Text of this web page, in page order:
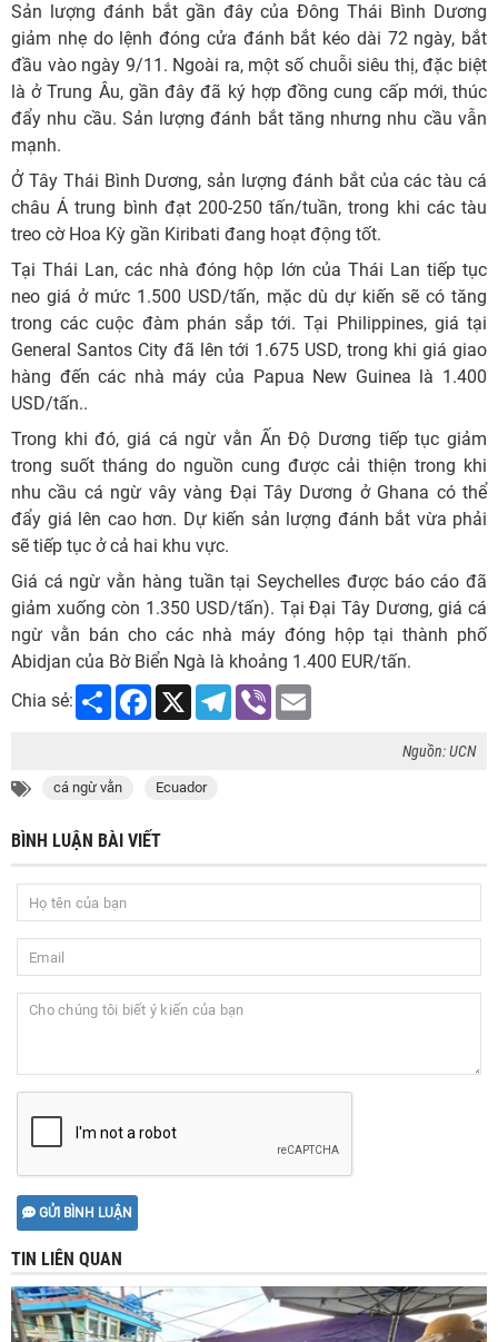
Sản lượng đánh bắt gần đây của Đông Thái Bình Dương
giảm nhẹ do lệnh đóng cửa đánh bắt kéo dài 72 ngày, bắt
đầu vào ngày 9/11. Ngoài ra, một số chuỗi siêu thị, đặc biệt
là ở Trung Âu, gần đây đã ký hợp đồng cung cấp mới, thúc
đẩy nhu cầu. Sản lượng đánh bắt tăng nhưng nhu cầu vẫn
mạnh.
Ở Tây Thái Bình Dương, sản lượng đánh bắt của các tàu cá
châu Á trung bình đạt 200-250 tấn/tuần, trong khi các tàu
treo cờ Hoa Kỳ gần Kiribati đang hoạt động tốt.
Tại Thái Lan, các nhà đóng hộp lớn của Thái Lan tiếp tục
neo giá ở mức 1.500 USD/tấn, mặc dù dự kiến ​​sẽ có tăng
trong các cuộc đàm phán sắp tới. Tại Philippines, giá tại
General Santos City đã lên tới 1.675 USD, trong khi giá giao
hàng đến các nhà máy của Papua New Guinea là 1.400
USD/tấn..
Trong khi đó, giá cá ngừ vằn Ấn Độ Dương tiếp tục giảm
trong suốt tháng do nguồn cung được cải thiện trong khi
nhu cầu cá ngừ vây vàng Đại Tây Dương ở Ghana có thể
đẩy giá lên cao hơn. Dự kiến ​​sản lượng đánh bắt vừa phải
sẽ tiếp tục ở cả hai khu vực.
Giá cá ngừ vằn hàng tuần tại Seychelles được báo cáo đã
giảm xuống còn 1.350 USD/tấn). Tại Đại Tây Dương, giá cá
ngừ vằn bán cho các nhà máy đóng hộp tại thành phố
Abidjan của Bờ Biển Ngà là khoảng 1.400 EUR/tấn.
Chia sẻ:
Share Facebook
X Telegram
Viber
Nguồn: UCN
cá ngừ vằn Ecuador
BÌNH LUẬN BÀI VIẾT
GỬI BÌNH LUẬN
TIN LIÊN QUAN